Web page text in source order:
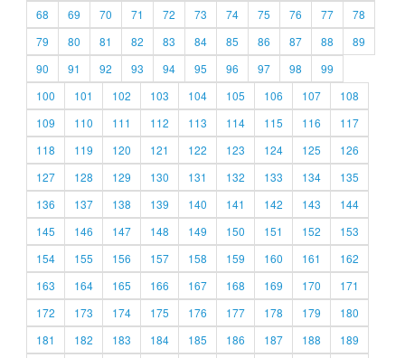
68
69 70 71 72 73 74 75 76 77
78
79
80 81 82 83 84 85 86 87 88
89
90
91 92 93 94 95 96 97 98
99
100
101 102 103 104 105 106 107
108
109
110 111 112 113 114 115 116
117
118
119 120 121 122 123 124 125
126
127
128 129 130 131 132 133 134
135
136
137 138 139 140 141 142 143
144
145
146 147 148 149 150 151 152
153
154
155 156 157 158 159 160 161
162
163
164 165 166 167 168 169 170
171
172
173 174 175 176 177 178 179
180
181
182 183 184 185 186 187 188
189